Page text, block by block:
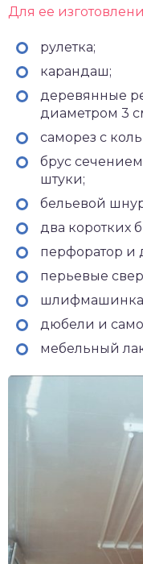
Для ее
рулетка;
карандаш;
деревянные
диаметром 3
саморез с
брус
штуки;
бельевой
два коротких
перфоратор и
перьевые
шлифмашинка
дюбели и
мебельный